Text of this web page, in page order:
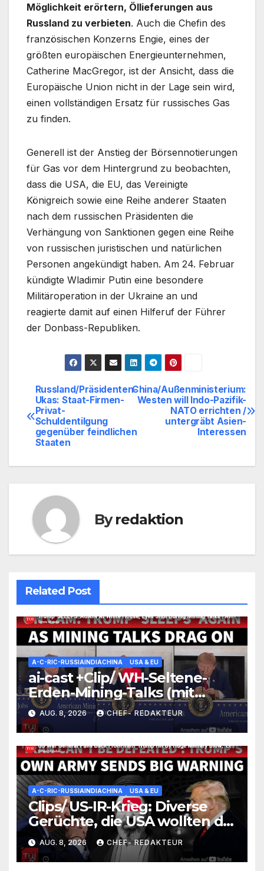
Möglichkeit erörtern, Öllieferungen aus
Russland zu verbieten. Auch die Chefin des
französischen Konzerns Engie, eines der
größten europäischen Energieunternehmen,
Catherine MacGregor, ist der Ansicht, dass die
Europäische Union nicht in der Lage sein wird,
einen vollständigen Ersatz für russisches Gas
zu finden.
Generell ist der Anstieg der Börsennotierungen
für Gas vor dem Hintergrund zu beobachten,
dass die USA, die EU, das Vereinigte
Königreich sowie eine Reihe anderer Staaten
nach dem russischen Präsidenten die
Verhängung von Sanktionen gegen eine Reihe
von russischen juristischen und natürlichen
Personen angekündigt haben. Am 24. Februar
kündigte Wladimir Putin eine besondere
Militäroperation in der Ukraine an und
reagierte damit auf einen Hilferuf der Führer
der Donbass-Republiken.
Beitragsnavigation
China/Außenministerium:
Westen will Indo-Pazifik-
NATO errichten /
untergräbt Asien-
Interessen
Russland/Präsidenten-
Ukas: Staat-Firmen-
Privat-
Schuldentilgung
gegenüber feindlichen
Staaten
Byredaktion
Related Post
A-C-RIC-RUSSIAINDIACHINA USA & EU
ai-cast +Clip/ WH-Seltene-
Erden-Mining-Talks (mit
Processing-Thema): wirkliche
REE-5n+-Problemzone nicht
erfasst/ Trump nickt ein (und
versäumt nichts)
AUG. 8, 2026 CHEF- REDAKTEUR
A-C-RIC-RUSSIAINDIACHINA USA & EU
Clips/ US-IR-Krieg: Diverse
Gerüchte, die USA wollten die
Lage irgendwie einfrieren
(wüssten aber nicht wie)/
+mehr
AUG. 8, 2026 CHEF- REDAKTEUR